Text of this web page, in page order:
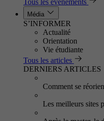
Tous les événements
Média
S’INFORMER
Actualité
Orientation
Vie étudiante
Tous les articles
DERNIERS ARTICLES
Comment se
Les meilleurs sites